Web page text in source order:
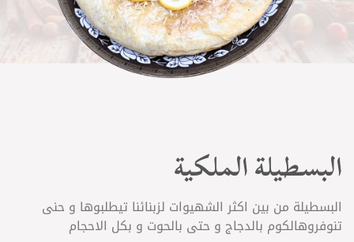
البسطيلة الملكية
البسطيلة من بين اكثر الشهيوات لزبنائنا تيطلبوها و حنى
تنوفروهالكوم بالدجاج و حتى بالحوت و بكل الاحجام